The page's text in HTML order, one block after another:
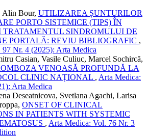
Alin Bour, UTILIZAREA ȘUNTURILOR
PORTO SISTEMICE (TIPS) ÎN
TRATAMENTUL SINDROMULUI DE
PORTALĂ: REVIU BIBLIOGRAFIC ,
Nr. 4 (2025): Arta Medica
Casian, Vasile Culiuc, Marcel Sochircă,
VENOASĂ PROFUNDĂ LA
CLINIC NAȚIONAL , Arta Medica:
Arta Medica
Deseatnicova, Svetlana Agachi, Larisa
ONSET OF CLINICAL
IN PATIENTS WITH SYSTEMIC
, Arta Medica: Vol. 76 Nr. 3